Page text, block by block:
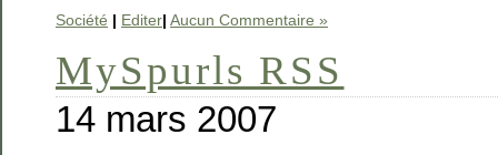
Société | Editer| Aucun Commentaire »
MySpurls RSS
14 mars 2007